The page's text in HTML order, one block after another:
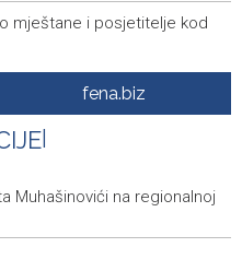
mještane i posjetitelje kod
EU funding for UNESCO
open dialogue with all
u MotoGP kalendaru do
fena.biz
Muhašinovići na regionalnoj